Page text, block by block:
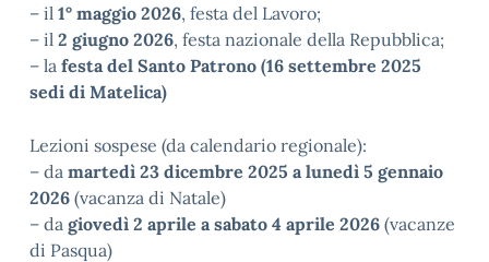
– il 1° maggio 2026, festa del Lavoro;
– il 2 giugno 2026, festa nazionale della Repubblica;
– la festa del Santo Patrono (16 settembre 2025
sedi di Matelica)
Lezioni sospese (da calendario regionale):
– da martedì 23 dicembre 2025 a lunedì 5 gennaio
2026 (vacanza di Natale)
– da giovedì 2 aprile a sabato 4 aprile 2026 (vacanze
di Pasqua)